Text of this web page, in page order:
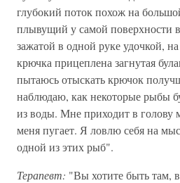
глубокий поток похож на
плывущий у самой поверхности
зажатой в одной руке удочкой,
крючка прицеплена загнутая
пытаюсь отыскать крючок
наблюдаю, как некоторые рыбы
из воды. Мне приходит в голову
меня пугает. Я ловлю себя на
одной из этих рыб".
Терапевт: "Вы хотите быть там,